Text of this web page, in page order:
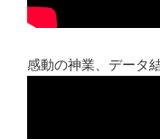
感動の神業、データ